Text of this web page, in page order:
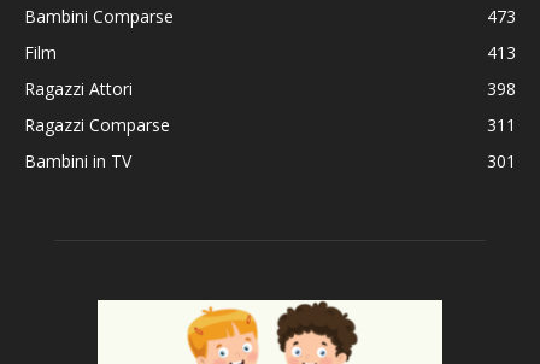
Bambini Comparse
473
Film
413
Ragazzi Attori
398
Ragazzi Comparse
311
Bambini in TV
301